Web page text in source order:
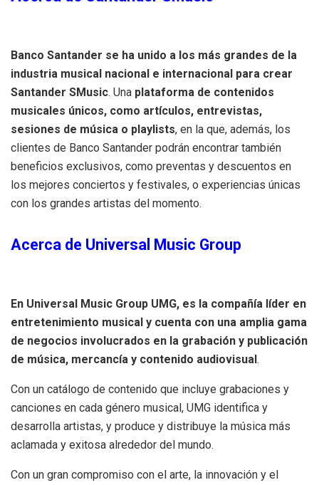
Banco Santander se ha unido a los más grandes de la
industria musical nacional e internacional para crear
Santander SMusic. Una plataforma de contenidos
musicales únicos, como artículos, entrevistas,
sesiones de música o playlists, en la que, además, los
clientes de Banco Santander podrán encontrar también
beneficios exclusivos, como preventas y descuentos en
los mejores conciertos y festivales, o experiencias únicas
con los grandes artistas del momento.
Acerca de Universal Music Group
En Universal Music Group UMG, es la compañía líder en
entretenimiento musical y cuenta con una amplia gama
de negocios involucrados en la grabación y publicación
de música, mercancía y contenido audiovisual .
Con un catálogo de contenido que incluye grabaciones y
canciones en cada género musical, UMG identifica y
desarrolla artistas, y produce y distribuye la música más
aclamada y exitosa alrededor del mundo.
Con un gran compromiso con el arte, la innovación y el